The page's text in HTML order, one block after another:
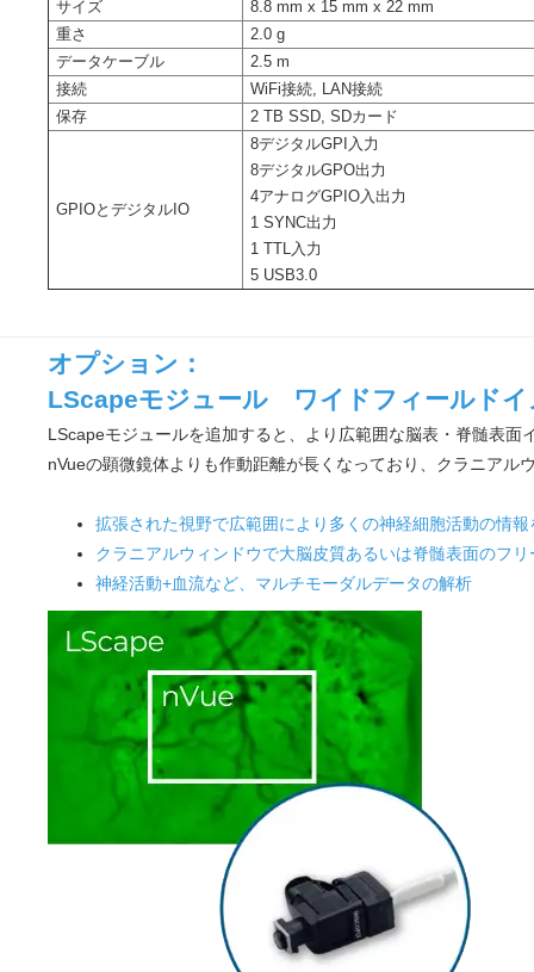
サイズ
8.8 mm x 15 mm x 22 mm
重さ
2.0 g
データケーブル
2.5 m
接続
WiFi接続, LAN接続
保存
2 TB SSD, SDカード
GPIOとデジタルIO
8デジタルGPI入力
8デジタルGPO出力
4アナログGPIO入出力
1 SYNC出力
1 TTL入力
5 USB3.0
オプション：
LScapeモジュール ワイドフィールドイ
LScapeモジュールを追加すると、より広範囲な脳表・脊髄表
nVueの顕微鏡体よりも作動距離が長くなっており、クラニアル
拡張された視野で広範囲により多くの神経細胞活動の情報
クラニアルウィンドウで大脳皮質あるいは脊髄表面のフ
神経活動+血流など、マルチモーダルデータの解析